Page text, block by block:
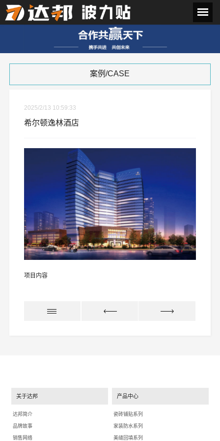
案例/CASE
2025/2/13 10:59:33
希尔顿逸林酒店
项目内容
关于达邦
达邦简介
品牌故事
销售网络
产品中心
瓷砖铺贴系列
家装防水系列
美缝回填系列